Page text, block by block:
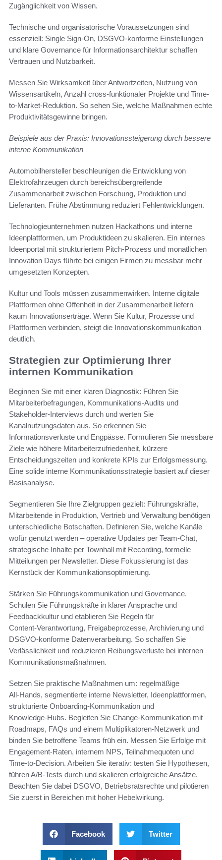
Zugänglichkeit von Wissen.
Technische und organisatorische Voraussetzungen sind
essenziell: Single Sign-On, DSGVO-konforme Einstellungen
und klare Governance für Informationsarchitektur schaffen
Vertrauen und Nutzbarkeit.
Messen Sie Wirksamkeit über Antwortzeiten, Nutzung von
Wissensartikeln, Anzahl cross-funktionaler Projekte und Time-
to-Market-Reduktion. So sehen Sie, welche Maßnahmen echte
Produktivitätsgewinne bringen.
Beispiele aus der Praxis: Innovationssteigerung durch bessere
interne Kommunikation
Automobilhersteller beschleunigen die Entwicklung von
Elektrofahrzeugen durch bereichsübergreifende
Zusammenarbeit zwischen Forschung, Produktion und
Lieferanten. Frühe Abstimmung reduziert Fehlentwicklungen.
Technologieunternehmen nutzen Hackathons und interne
Ideenplattformen, um Produktideen zu skalieren. Ein internes
Ideenportal mit strukturiertem Pitch-Prozess und monatlichen
Innovation Days führte bei einigen Firmen zu messbar mehr
umgesetzten Konzepten.
Kultur und Tools müssen zusammenwirken. Interne digitale
Plattformen ohne Offenheit in der Zusammenarbeit liefern
kaum Innovationserträge. Wenn Sie Kultur, Prozesse und
Plattformen verbinden, steigt die Innovationskommunikation
deutlich.
Strategien zur Optimierung Ihrer
internen Kommunikation
Beginnen Sie mit einer klaren Diagnostik: Führen Sie
Mitarbeiterbefragungen, Kommunikations‑Audits und
Stakeholder‑Interviews durch und werten Sie
Kanalnutzungsdaten aus. So erkennen Sie
Informationsverluste und Engpässe. Formulieren Sie messbare
Ziele wie höhere Mitarbeiterzufriedenheit, kürzere
Entscheidungszeiten und konkrete KPIs zur Erfolgsmessung.
Eine solide interne Kommunikationsstrategie basiert auf dieser
Basisanalyse.
Segmentieren Sie Ihre Zielgruppen gezielt: Führungskräfte,
Mitarbeitende in Produktion, Vertrieb und Verwaltung benötigen
unterschiedliche Botschaften. Definieren Sie, welche Kanäle
wofür genutzt werden – operative Updates per Team‑Chat,
strategische Inhalte per Townhall mit Recording, formelle
Mitteilungen per Newsletter. Diese Fokussierung ist das
Kernstück der Kommunikationsoptimierung.
Stärken Sie Führungskommunikation und Governance.
Schulen Sie Führungskräfte in klarer Ansprache und
Feedbackkultur und etablieren Sie Regeln für
Content‑Verantwortung, Freigabeprozesse, Archivierung und
DSGVO‑konforme Datenverarbeitung. So schaffen Sie
Verlässlichkeit und reduzieren Reibungsverluste bei internen
Kommunikationsmaßnahmen.
Setzen Sie praktische Maßnahmen um: regelmäßige
All‑Hands, segmentierte interne Newsletter, Ideenplattformen,
strukturierte Onboarding‑Kommunikation und
Knowledge‑Hubs. Begleiten Sie Change‑Kommunikation mit
Roadmaps, FAQs und einem Multiplikatoren‑Netzwerk und
binden Sie betroffene Teams früh ein. Messen Sie Erfolge mit
Engagement‑Raten, internem NPS, Teilnahmequoten und
Time‑to‑Decision. Arbeiten Sie iterativ: testen Sie Hypothesen,
führen A/B‑Tests durch und skalieren erfolgreiche Ansätze.
Beachten Sie dabei DSGVO, Betriebsratsrechte und pilotieren
Sie zuerst in Bereichen mit hoher Hebelwirkung.
Facebook Twitter